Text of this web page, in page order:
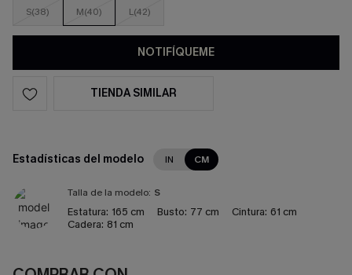
S(38) M(40) L(42)
NOTIFÍQUEME
TIENDA SIMILAR
Estadísticas del modelo IN CM
Talla de la modelo: S
Estatura: 165 cm Busto: 77 cm Cintura: 61 cm
Cadera: 81 cm